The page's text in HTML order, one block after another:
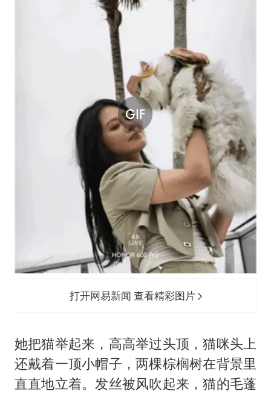
打开网易新闻 查看精彩图片
她把猫举起来，高高举过头顶，猫咪头上
还戴着一顶小帽子，两棵棕榈树在背景里
直直地立着。发丝被风吹起来，猫的毛蓬